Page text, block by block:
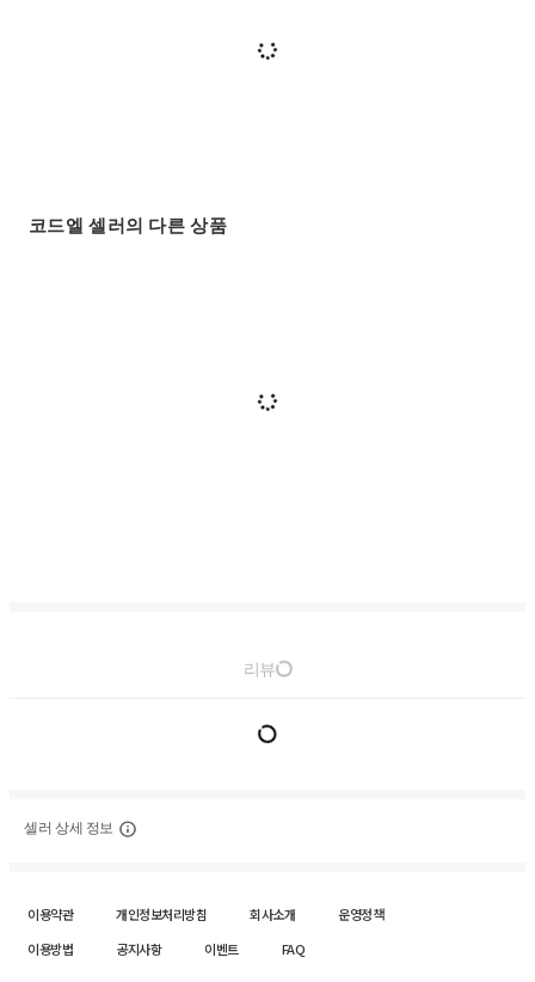
코드엘 셀러의 다른 상품
리뷰
셀러 상세 정보
이용약관 개인정보처리방침 회사소개
운영정책
이용방법
공지사항 이벤트 FAQ